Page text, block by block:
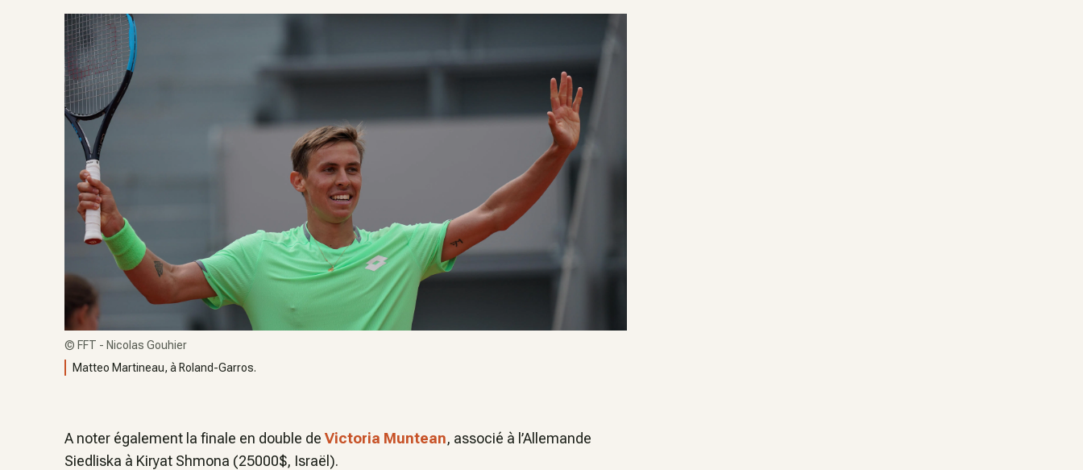
© FFT - Nicolas Gouhier
Matteo Martineau, à Roland-Garros.
A noter également la finale en double de Victoria Muntean, associé à l’Allemande
Siedliska à Kiryat Shmona (25000$, Israël).